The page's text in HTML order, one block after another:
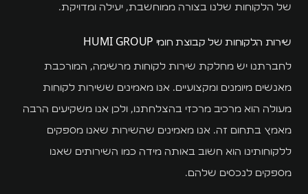
של הלקוחות שלנו בצורה ממוחשבת, יעילה ומדויקת.
שירות הלקוחות של קבוצת חומי HUMI GROUP
לחברתנו יש מחלקת שירות לקוחות מרשימה, המורכבת
מאנשים מיומנים ומקצועיים. אנו מאמינים ששירות לקוחות
מעולה הוא מרכיב מרכזי בהצלחתנו, ולכן אנו משקיעים הרבה
מאמץ בתחום זה. אנו מאמינים שהשירות שאנו מספקים
ללקוחותינו הוא חשוב באותה מידה כמו השירותים שאנו
מספקים לנכסים שלהם.